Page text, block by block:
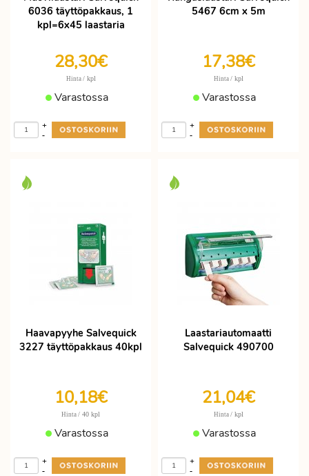
6036 täyttöpakkaus, 1
kpl=6x45 laastaria
28,30€
Hinta / kpl
Varastossa
-
+
5467 6cm x 5m
17,38€
Hinta / kpl
Varastossa
-
+
Haavapyyhe Salvequick
3227 täyttöpakkaus 40kpl
10,18€
Hinta / 40 kpl
Varastossa
-
+
Laastariautomaatti
Salvequick 490700
21,04€
Hinta / kpl
Varastossa
-
+